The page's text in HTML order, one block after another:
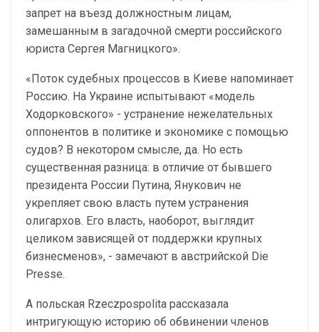
запрет на въезд должностным лицам,
замешанным в загадочной смерти российского
юриста Сергея Магницкого».
«Поток судебных процессов в Киеве напоминает
Россию. На Украине испытывают «модель
Ходорковского» - устранение нежелательных
оппонентов в политике и экономике с помощью
судов? В некотором смысле, да. Но есть
существенная разница: в отличие от бывшего
президента России Путина, Янукович не
укрепляет свою власть путем устранения
олигархов. Его власть, наоборот, выглядит
целиком зависящей от поддержки крупных
бизнесменов», - замечают в австрийской Die
Presse.
А польская Rzeczpospolita рассказала
интригующую историю об обвинении членов